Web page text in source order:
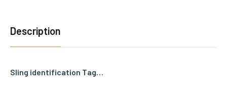
Description
Sling identification Tag…